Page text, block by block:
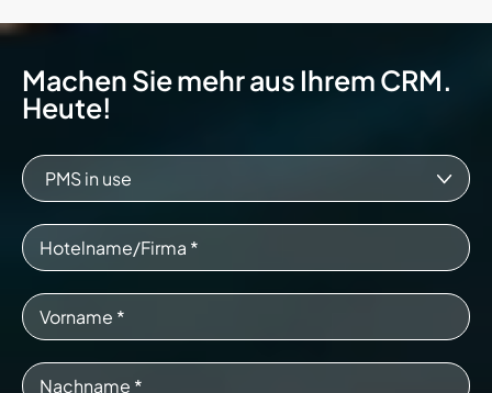
Machen Sie mehr aus Ihrem CRM.
Heute!
PMS in use